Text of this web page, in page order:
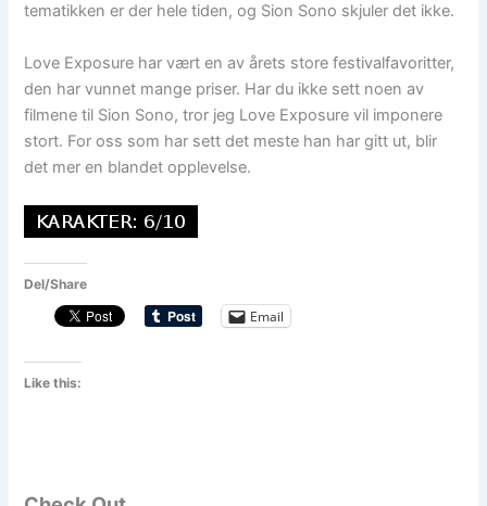
tematikken er der hele tiden, og Sion Sono skjuler det ikke.
Love Exposure har vært en av årets store festivalfavoritter,
den har vunnet mange priser. Har du ikke sett noen av
filmene til Sion Sono, tror jeg Love Exposure vil imponere
stort. For oss som har sett det meste han har gitt ut, blir
det mer en blandet opplevelse.
Del/Share
Email
Like this: